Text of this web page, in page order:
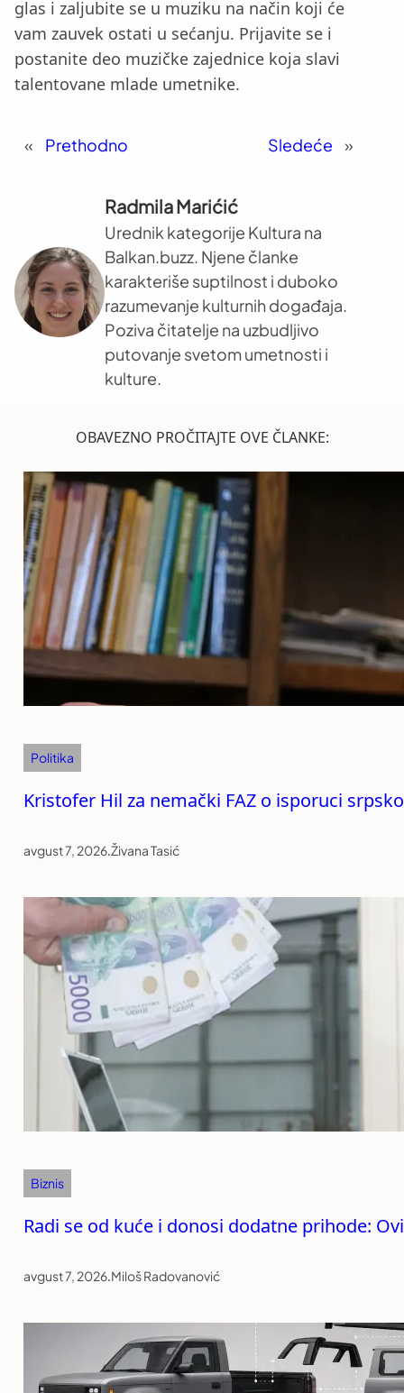
glas i zaljubite se u muziku na način koji će
vam zauvek ostati u sećanju. Prijavite se i
postanite deo muzičke zajednice koja slavi
talentovane mlade umetnike.
« Prethodno Sledeće »
Radmila Marićić
Urednik kategorije Kultura na
Balkan.buzz. Njene članke
karakteriše suptilnost i duboko
razumevanje kulturnih događaja.
Poziva čitatelje na uzbudljivo
putovanje svetom umetnosti i
kulture.
OBAVEZNO PROČITAJTE OVE ČLANKE:
Politika
Kristofer Hil za nemački FAZ o isporuci
avgust 7, 2026.Živana Tasić
Biznis
Radi se od kuće i donosi dodatne prihode:
avgust 7, 2026.Miloš Radovanović